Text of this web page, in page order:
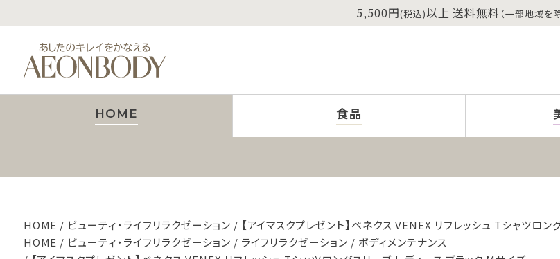
5,500円(税込)以上 送料無料 （一部地域を除
HOME 食品
HOME ビューティ・ライフリラクゼーション
【アイマスクプレゼント】ベネクス VENEX リフレッシュ Tシャツロ
HOME
ビューティ・ライフリラクゼーション ライフリラクゼーション
ボディメンテナンス